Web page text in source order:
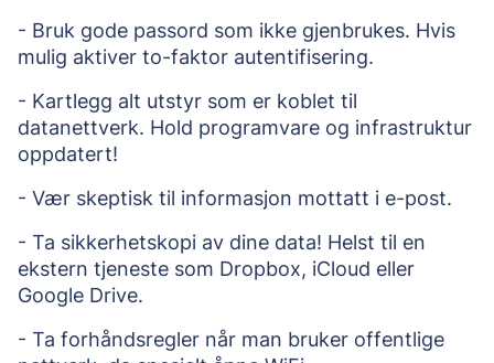
- Bruk gode passord som ikke gjenbrukes. Hvis
mulig aktiver to-faktor autentifisering.
- Kartlegg alt utstyr som er koblet til
datanettverk. Hold programvare og infrastruktur
oppdatert!
- Vær skeptisk til informasjon mottatt i e-post.
- Ta sikkerhetskopi av dine data! Helst til en
ekstern tjeneste som Dropbox, iCloud eller
Google Drive.
- Ta forhåndsregler når man bruker offentlige